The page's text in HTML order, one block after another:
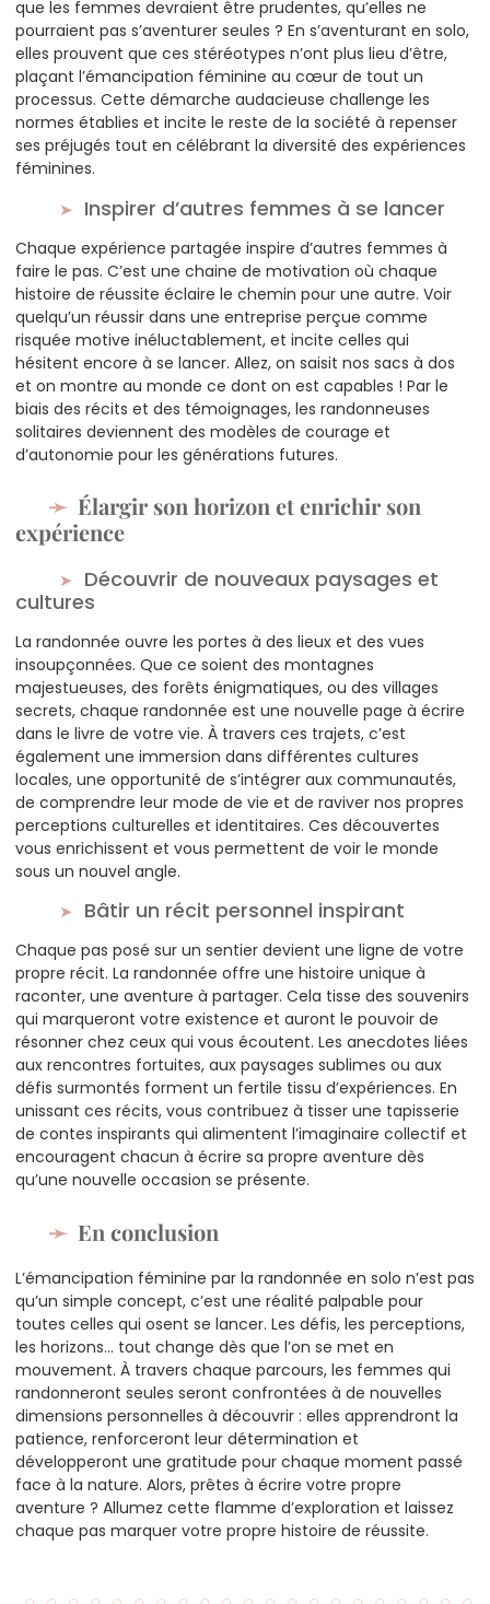
que les femmes devraient être prudentes, qu’elles ne
pourraient pas s’aventurer seules ? En s’aventurant en solo,
elles prouvent que ces stéréotypes n’ont plus lieu d’être,
plaçant l’émancipation féminine au cœur de tout un
processus. Cette démarche audacieuse challenge les
normes établies et incite le reste de la société à repenser
ses préjugés tout en célébrant la diversité des expériences
féminines.
Inspirer d’autres femmes à se lancer
Chaque expérience partagée inspire d’autres femmes à
faire le pas. C’est une chaine de motivation où chaque
histoire de réussite éclaire le chemin pour une autre. Voir
quelqu’un réussir dans une entreprise perçue comme
risquée motive inéluctablement, et incite celles qui
hésitent encore à se lancer. Allez, on saisit nos sacs à dos
et on montre au monde ce dont on est capables ! Par le
biais des récits et des témoignages, les randonneuses
solitaires deviennent des modèles de courage et
d’autonomie pour les générations futures.
Élargir son horizon et enrichir son
expérience
Découvrir de nouveaux paysages et
cultures
La randonnée ouvre les portes à des lieux et des vues
insoupçonnées. Que ce soient des montagnes
majestueuses, des forêts énigmatiques, ou des villages
secrets, chaque randonnée est une nouvelle page à écrire
dans le livre de votre vie. À travers ces trajets, c’est
également une immersion dans différentes cultures
locales, une opportunité de s’intégrer aux communautés,
de comprendre leur mode de vie et de raviver nos propres
perceptions culturelles et identitaires. Ces découvertes
vous enrichissent et vous permettent de voir le monde
sous un nouvel angle.
Bâtir un récit personnel inspirant
Chaque pas posé sur un sentier devient une ligne de votre
propre récit. La randonnée offre une histoire unique à
raconter, une aventure à partager. Cela tisse des souvenirs
qui marqueront votre existence et auront le pouvoir de
résonner chez ceux qui vous écoutent. Les anecdotes liées
aux rencontres fortuites, aux paysages sublimes ou aux
défis surmontés forment un fertile tissu d’expériences. En
unissant ces récits, vous contribuez à tisser une tapisserie
de contes inspirants qui alimentent l’imaginaire collectif et
encouragent chacun à écrire sa propre aventure dès
qu’une nouvelle occasion se présente.
En conclusion
L’émancipation féminine par la randonnée en solo n’est pas
qu’un simple concept, c’est une réalité palpable pour
toutes celles qui osent se lancer. Les défis, les perceptions,
les horizons… tout change dès que l’on se met en
mouvement. À travers chaque parcours, les femmes qui
randonneront seules seront confrontées à de nouvelles
dimensions personnelles à découvrir : elles apprendront la
patience, renforceront leur détermination et
développeront une gratitude pour chaque moment passé
face à la nature. Alors, prêtes à écrire votre propre
aventure ? Allumez cette flamme d’exploration et laissez
chaque pas marquer votre propre histoire de réussite.